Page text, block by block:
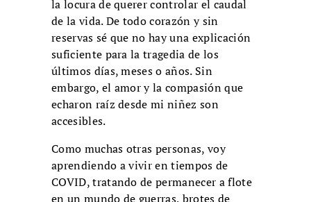
la locura de querer controlar el caudal
de la vida. De todo corazón y sin
reservas sé que no hay una explicación
suficiente para la tragedia de los
últimos días, meses o años. Sin
embargo, el amor y la compasión que
echaron raíz desde mi niñez son
accesibles.
Como muchas otras personas, voy
aprendiendo a vivir en tiempos de
COVID, tratando de permanecer a flote
en un mundo de guerras, brotes de